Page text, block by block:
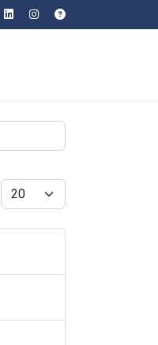
每頁顯示條數